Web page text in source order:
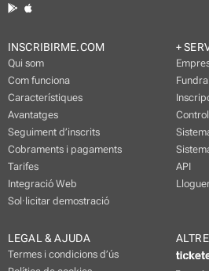
INSCRIBIRME.COM
Qui som
Com funciona
Característiques
Avantatges
Seguiment d’inscrits
Cobraments i pagaments
Tarifes
Integració Web
Sol·licitar demostració
+
API
LEGAL & AJUDA
Termes i condicions d’ús